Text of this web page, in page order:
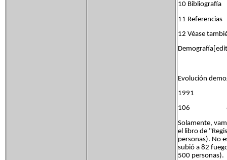
10 Bibliografía
11 Referencias
12 Véase
Evolución
1991
106
Solamente,
el libro de
personas). No
subió a 82
500 personas).